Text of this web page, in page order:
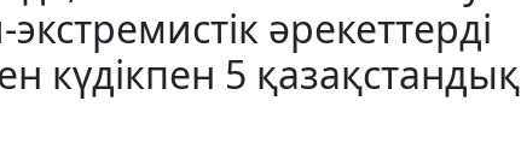
әрекеттерді
күдікпен 5 қазақстандық